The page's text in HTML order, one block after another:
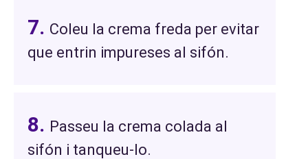
Coleu la crema freda per evitar
que entrin impureses al sifón.
Passeu la crema colada al
sifón i tanqueu-lo.